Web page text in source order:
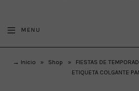
MENU
→ Inicio » Shop » FIESTAS DE
ETIQUETA COLGANTE